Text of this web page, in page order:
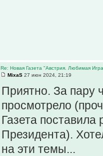
Re: Новая Газета "Австрия. Любимая
MixaS 27 июн 2024, 21:19
Приятно. За пару
просмотрело
Газета
Президента).
на эти темы...